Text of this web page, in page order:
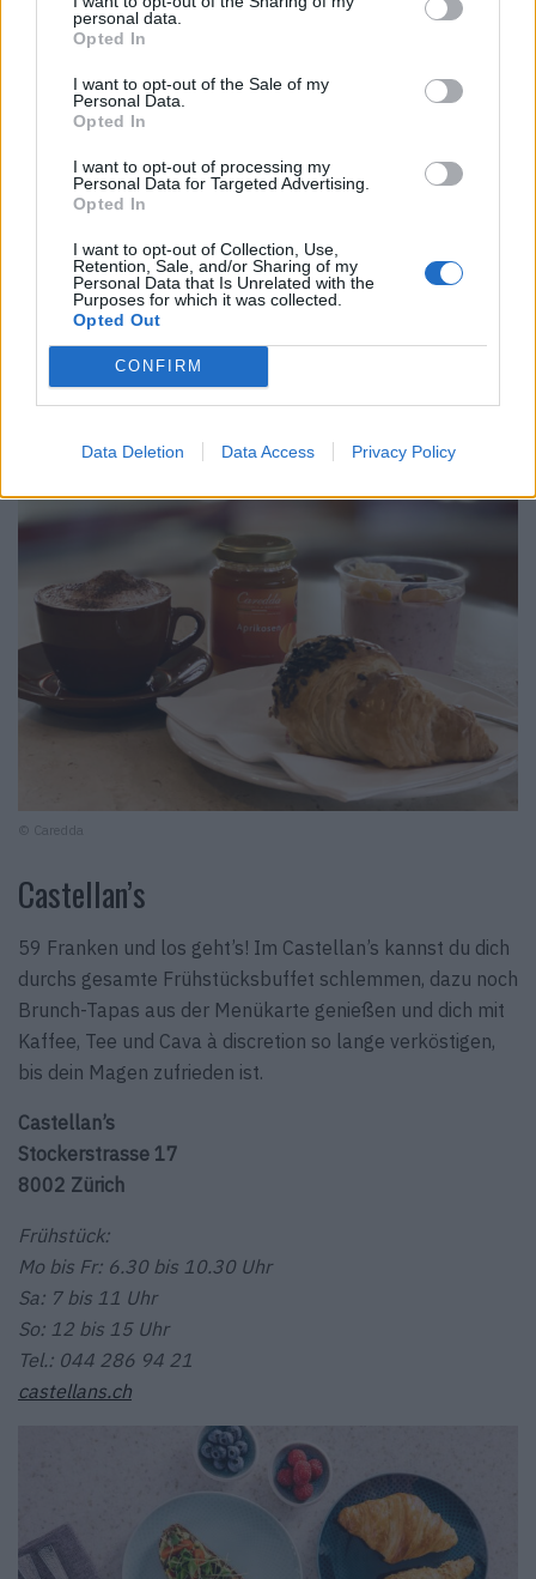
personal data.
Opted In
I want to opt-out of the Sale of my
Personal Data.
Opted In
I want to opt-out of processing my
Personal Data for Targeted Advertising.
Opted In
I want to opt-out of Collection, Use,
Retention, Sale, and/or Sharing of my
Personal Data that Is Unrelated with the
Purposes for which it was collected.
Opted Out
CONFIRM
Data Deletion Data Access Privacy Policy
Caredda
…und wenn wir schon bei der italienischen Küche sind,
darf das Caredda nicht fehlen: Hier finden wir wirklich
alles, was Italien an Küchlein und traditionellem Gebäck
so zu bieten hat.
Josefstrasse 119
8005 Zürich
Mo bis Fr: 7 bis 19 Uhr
Sa: 7.30 bis 17 Uhr
So: 8 bis 16 Uhr
konditorei-caredda.ch
© Caredda
Castellan’s
59 Franken und los geht’s! Im Castellan’s kannst du dich
durchs gesamte Frühstücksbuffet schlemmen, dazu noch
Brunch-Tapas aus der Menükarte genießen und dich mit
Kaffee, Tee und Cava à discretion so lange verköstigen,
bis dein Magen zufrieden ist.
Castellan’s
Stockerstrasse 17
8002 Zürich
Frühstück:
Mo bis Fr: 6.30 bis 10.30 Uhr
Sa: 7 bis 11 Uhr
So: 12 bis 15 Uhr
Tel.: 044 286 94 21
castellans.ch